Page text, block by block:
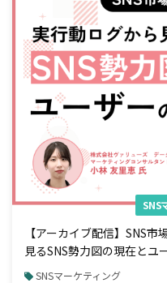
SNS
【アーカイブ配信】SNS
見るSNS勢力図の現在とユ
SNSマーケティング